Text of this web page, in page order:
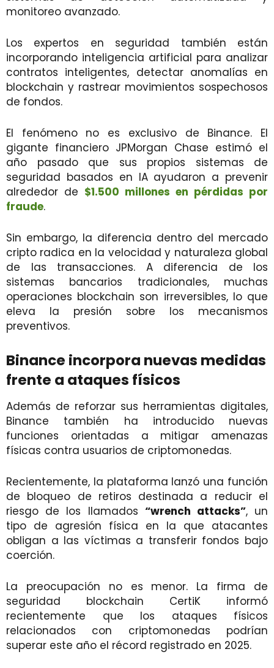
monitoreo avanzado.
Los expertos en seguridad también están
incorporando inteligencia artificial para analizar
contratos inteligentes, detectar anomalías en
blockchain y rastrear movimientos sospechosos
de fondos.
El fenómeno no es exclusivo de Binance. El
gigante financiero JPMorgan Chase estimó el
año pasado que sus propios sistemas de
seguridad basados en IA ayudaron a prevenir
alrededor de $1.500 millones en pérdidas por
fraude.
Sin embargo, la diferencia dentro del mercado
cripto radica en la velocidad y naturaleza global
de las transacciones. A diferencia de los
sistemas bancarios tradicionales, muchas
operaciones blockchain son irreversibles, lo que
eleva la presión sobre los mecanismos
preventivos.
Binance incorpora nuevas medidas
frente a ataques físicos
Además de reforzar sus herramientas digitales,
Binance también ha introducido nuevas
funciones orientadas a mitigar amenazas
físicas contra usuarios de criptomonedas.
Recientemente, la plataforma lanzó una función
de bloqueo de retiros destinada a reducir el
riesgo de los llamados “wrench attacks”, un
tipo de agresión física en la que atacantes
obligan a las víctimas a transferir fondos bajo
coerción.
La preocupación no es menor. La firma de
seguridad blockchain CertiK informó
recientemente que los ataques físicos
relacionados con criptomonedas podrían
superar este año el récord registrado en 2025.